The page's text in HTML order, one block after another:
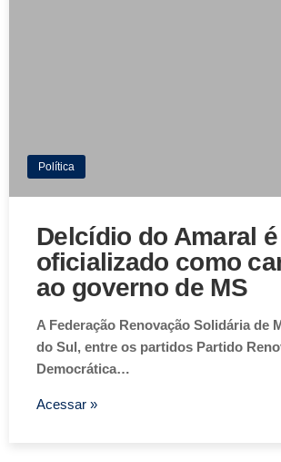
Política
Delcídio do Amaral é
oficializado como
ao governo de MS
A Federação Renovação Solidária de
do Sul, entre os partidos Partido
Democrática…
Acessar »